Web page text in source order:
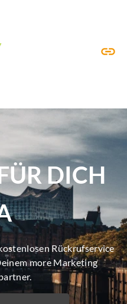
DICH
Rückrufservice
more Marketing